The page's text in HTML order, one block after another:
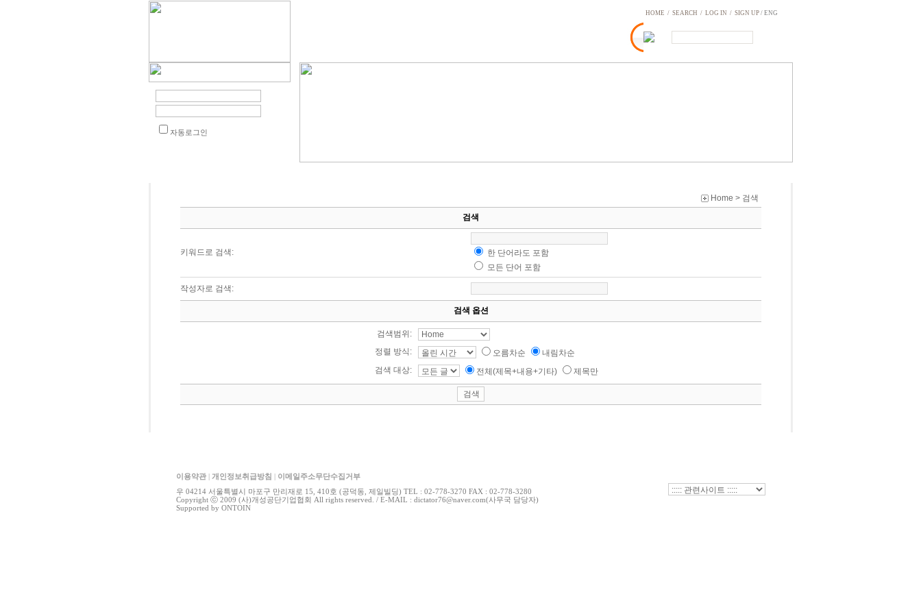
HOME / SEARCH / LOG IN / SIGN UP / ENG
자동로그인
Home > 검색
검색
키워드로 검색:
한 단어라도 포함
모든 단어 포함
작성자로 검색:
검색 옵션
검색범위:
정렬 방식:
오름차순
내림차순
검색 대상:
전체(제목+내용+기타) 제목만
이용약관 개인정보취급방침
이메일주소무단수집거부
우 04214 서울특별시 마포구 만리재로 15, 410호 (공덕동, 제일빌딩) TEL : 02-778-3270 FAX : 02-778-3280
Copyright ⓒ 2009 (사)개성공단기업협회 All rights reserved. / E-MAIL : dictator76@naver.com(사무국 담당자)
Supported by ONTOIN